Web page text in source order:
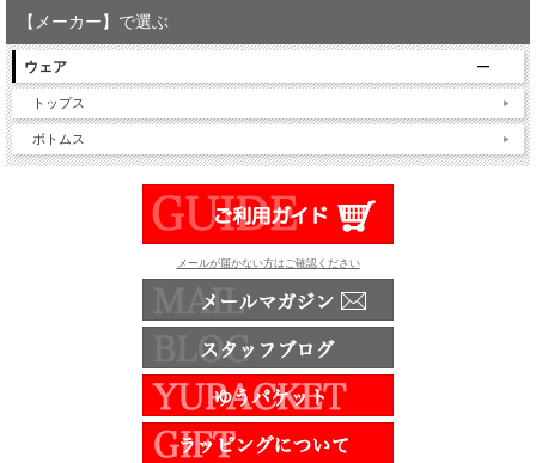
【メーカー】で選ぶ
ウェア
トップス
ボトムス
メールが届かない方はご確認ください